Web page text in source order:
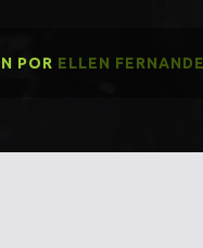
POR ELLEN